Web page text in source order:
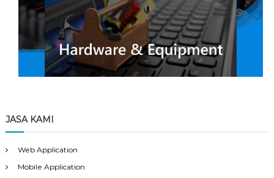
JASA KAMI
Web Application
Mobile Application